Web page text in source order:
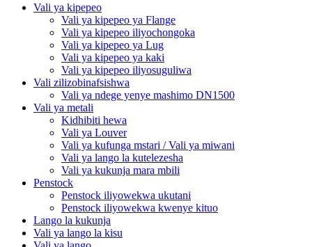
Vali ya kipepeo
Vali ya kipepeo ya Flange
Vali ya kipepeo iliyochongoka
Vali ya kipepeo ya Lug
Vali ya kipepeo ya kaki
Vali ya kipepeo iliyosuguliwa
Vali zilizobinafsishwa
Vali ya ndege yenye mashimo DN1500
Vali ya metali
Kidhibiti hewa
Vali ya Louver
Vali ya kufunga mstari / Vali ya miwani
Vali ya lango la kutelezesha
Vali ya kukunja mara mbili
Penstock
Penstock iliyowekwa ukutani
Penstock iliyowekwa kwenye kituo
Lango la kukunja
Vali ya lango la kisu